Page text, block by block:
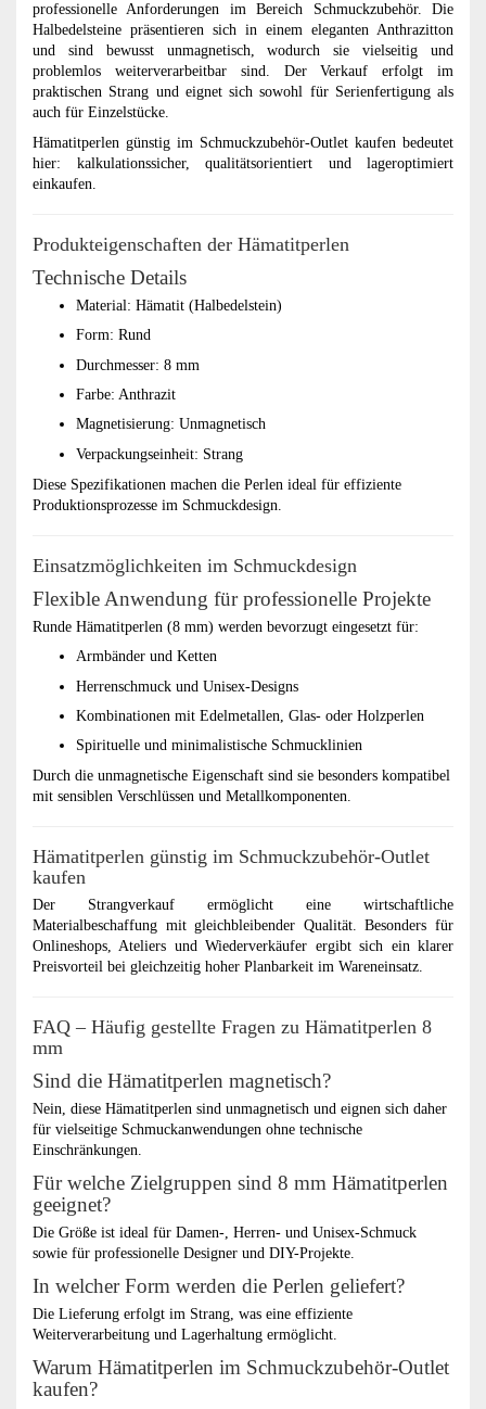
professionelle Anforderungen im Bereich Schmuckzubehör. Die
Halbedelsteine präsentieren sich in einem eleganten Anthrazitton
und sind bewusst unmagnetisch, wodurch sie vielseitig und
problemlos weiterverarbeitbar sind. Der Verkauf erfolgt im
praktischen Strang und eignet sich sowohl für Serienfertigung als
auch für Einzelstücke.
Hämatitperlen günstig im Schmuckzubehör-Outlet kaufen bedeutet
hier: kalkulationssicher, qualitätsorientiert und lageroptimiert
einkaufen.
Produkteigenschaften der Hämatitperlen
Technische Details
Material: Hämatit (Halbedelstein)
Form: Rund
Durchmesser: 8 mm
Farbe: Anthrazit
Magnetisierung: Unmagnetisch
Verpackungseinheit: Strang
Diese Spezifikationen machen die Perlen ideal für effiziente
Produktionsprozesse im Schmuckdesign.
Einsatzmöglichkeiten im Schmuckdesign
Flexible Anwendung für professionelle Projekte
Runde Hämatitperlen (8 mm) werden bevorzugt eingesetzt für:
Armbänder und Ketten
Herrenschmuck und Unisex-Designs
Kombinationen mit Edelmetallen, Glas- oder Holzperlen
Spirituelle und minimalistische Schmucklinien
Durch die unmagnetische Eigenschaft sind sie besonders kompatibel
mit sensiblen Verschlüssen und Metallkomponenten.
Hämatitperlen günstig im Schmuckzubehör-Outlet
kaufen
Der Strangverkauf ermöglicht eine wirtschaftliche
Materialbeschaffung mit gleichbleibender Qualität. Besonders für
Onlineshops, Ateliers und Wiederverkäufer ergibt sich ein klarer
Preisvorteil bei gleichzeitig hoher Planbarkeit im Wareneinsatz.
FAQ – Häufig gestellte Fragen zu Hämatitperlen 8
mm
Sind die Hämatitperlen magnetisch?
Nein, diese Hämatitperlen sind unmagnetisch und eignen sich daher
für vielseitige Schmuckanwendungen ohne technische
Einschränkungen.
Für welche Zielgruppen sind 8 mm Hämatitperlen
geeignet?
Die Größe ist ideal für Damen-, Herren- und Unisex-Schmuck
sowie für professionelle Designer und DIY-Projekte.
In welcher Form werden die Perlen geliefert?
Die Lieferung erfolgt im Strang, was eine effiziente
Weiterverarbeitung und Lagerhaltung ermöglicht.
Warum Hämatitperlen im Schmuckzubehör-Outlet
kaufen?